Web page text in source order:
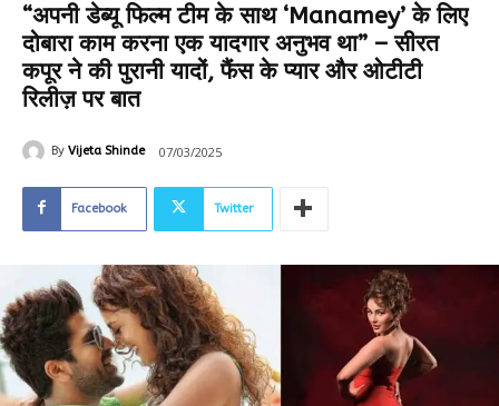
“अपनी डेब्यू फिल्म टीम के साथ ‘Manamey’ के लिए
दोबारा काम करना एक यादगार अनुभव था” – सीरत
कपूर ने की पुरानी यादों, फैंस के प्यार और ओटीटी
रिलीज़ पर बात
By Vijeta Shinde 07/03/2025
Facebook Twitter